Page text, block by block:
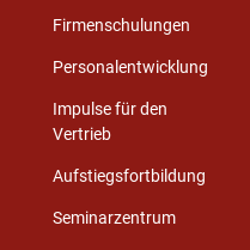
Firmenschulungen
Personalentwicklung
Impulse für den
Vertrieb
Aufstiegsfortbildung
Seminarzentrum